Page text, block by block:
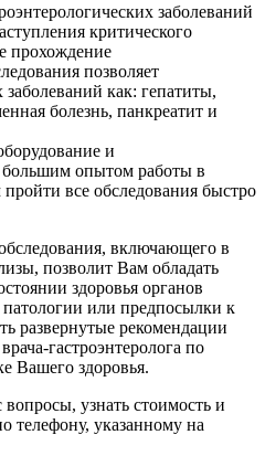
заболеваний
критического
прохождение
позволяет
заболеваний как: гепатиты,
болезнь, панкреатит и
и
опытом работы в
все обследования быстро
включающего в
позволит Вам обладать
здоровья органов
или предпосылки к
развернутые рекомендации
гастроэнтеролога по
Вашего здоровья.
узнать стоимость и
телефону, указанному на